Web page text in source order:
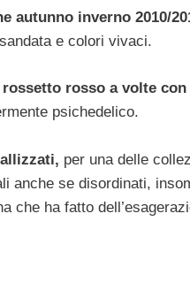
autunno inverno 2010/
e colori vivaci.
rosso a volte
psichedelico.
per una delle
anche se disordinati,
che ha fatto